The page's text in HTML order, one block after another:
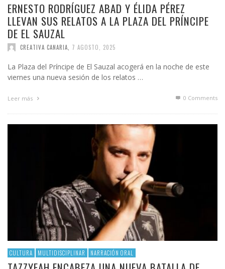
ERNESTO RODRÍGUEZ ABAD Y ÉLIDA PÉREZ
LLEVAN SUS RELATOS A LA PLAZA DEL PRÍNCIPE
DE EL SAUZAL
CREATIVA CANARIA 7 AGOSTO, 2025
La Plaza del Príncipe de El Sauzal acogerá en la noche de este
viernes una nueva sesión de los relatos …
Leer más 0 Comments
CULTURA MULTIDISCIPLINAR NARRACIÓN ORAL